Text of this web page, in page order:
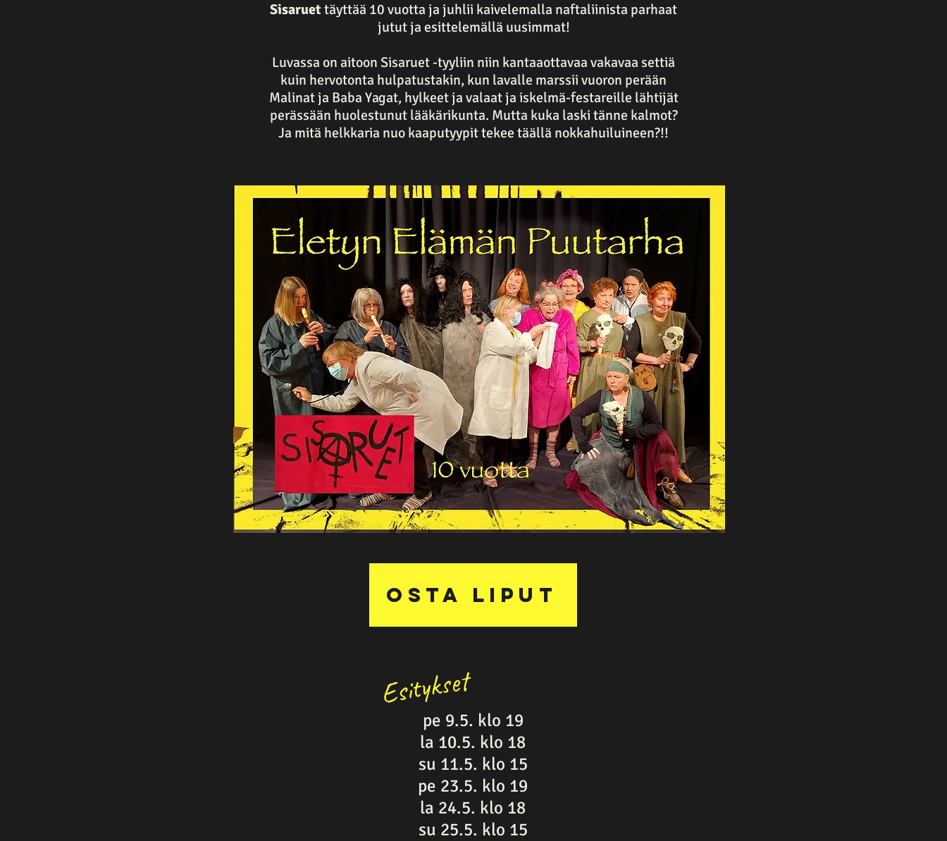
Sisaruettäyttää 10 vuotta ja juhlii kaivelemalla naftaliinista parhaat
jutut ja esittelemällä uusimmat!
Luvassa on aitoon Sisaruet -tyyliin niin kantaaottavaa vakavaa settiä
kuin hervotonta hulpatustakin, kun lavalle marssii vuoron perään
Malinat ja Baba Yagat, hylkeet ja valaat ja iskelmä-festareille lähtijät
perässään huolestunut lääkärikunta. Mutta kuka laski tänne kalmot?
Ja mitä helkkaria nuo kaaputyypit tekee täällä nokkahuiluineen?!!
Osta liput
pe 9.5. klo 19
la 10.5. klo 18
su 11.5. klo 15
pe 23.5. klo 19
la 24.5. klo 18
su 25.5. klo 15
Esitykset